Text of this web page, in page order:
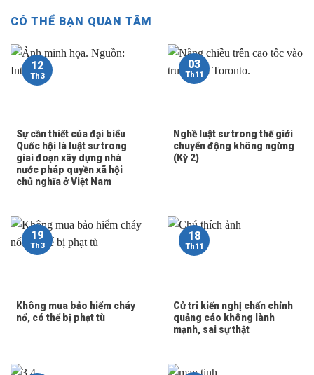
CÓ THỂ BẠN QUAN TÂM
Sự cần thiết của đại biểu
Quốc hội là luật sư trong
giai đoạn xây dựng nhà
nước pháp quyền xã hội
chủ nghĩa ở Việt Nam
12
Th3
Nghề luật sư trong thế giới
chuyển động không ngừng
(Kỳ 2)
03
Th11
Không mua bảo hiểm cháy
nổ, có thể bị phạt tù
19
Th3
Cử tri kiến nghị chấn chỉnh
quảng cáo không lành
mạnh, sai sự thật
18
Th11